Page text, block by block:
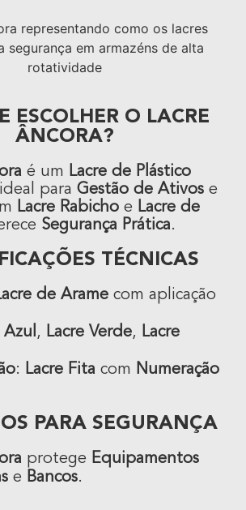
ESCOLHER O LACRE
ÂNCORA?
é um Lacre de Plástico
para Gestão de Ativos e
Lacre Rabicho e Lacre de
Segurança Prática.
TÉCNICAS
de Arame com aplicação
Azul , Lacre Verde, Lacre
: Lacre Fita com Numeração
PARA SEGURANÇA
protege Equipamentos
e Bancos.